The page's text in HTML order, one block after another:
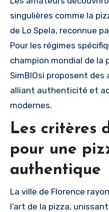
singulières comme la
de Lo Spela, reconnue
Pour les régimes
champion mondial de la
SimBIOsi proposent
alliant authenticité et
modernes.
Les critères
pour une
authentique
La ville de Florence
l’art de la pizza,